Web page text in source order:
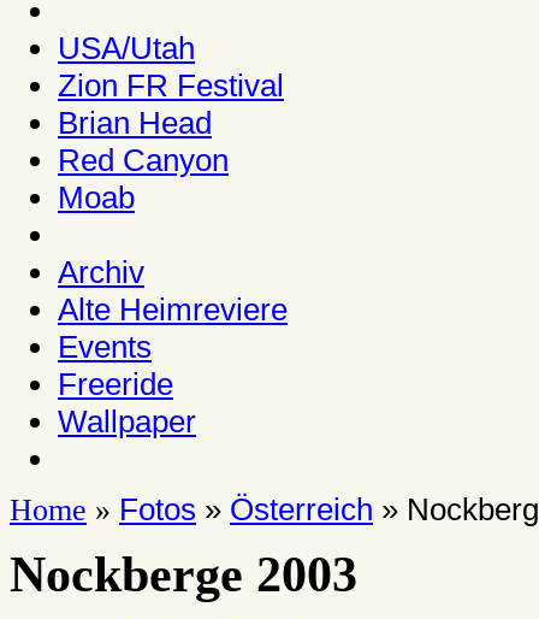
USA/Utah
Zion FR Festival
Brian Head
Red Canyon
Moab
Archiv
Alte Heimreviere
Events
Freeride
Wallpaper
Home » Fotos » Österreich »
Nockberge 2003